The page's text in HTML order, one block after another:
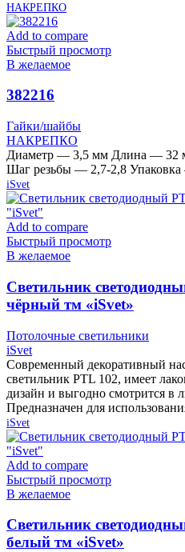
НАКРЕПКО
Add to compare
Быстрый просмотр
В желаемое
382216
Гайки/шайбы
НАКРЕПКО
Диаметр — 3,5 мм Длина — 32
Шаг резьбы — 2,7-2,8 Упаковка
iSvet
Add to compare
Быстрый просмотр
В желаемое
Cветильник
чёрный тм «iSvet»
Потолочные светильники
iSvet
Современный декоративный
светильник PTL 102, имеет
дизайн и выгодно смотрится в
Предназначен для
iSvet
Add to compare
Быстрый просмотр
В желаемое
Cветильник
белый тм «iSvet»